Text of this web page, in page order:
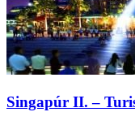
Singapúr II. –